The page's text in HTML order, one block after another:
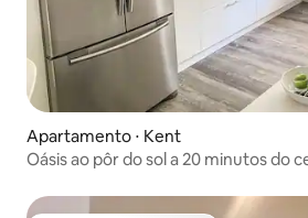
Apartamento ⋅ Kent
Oásis ao pôr do sol a 20 minutos do